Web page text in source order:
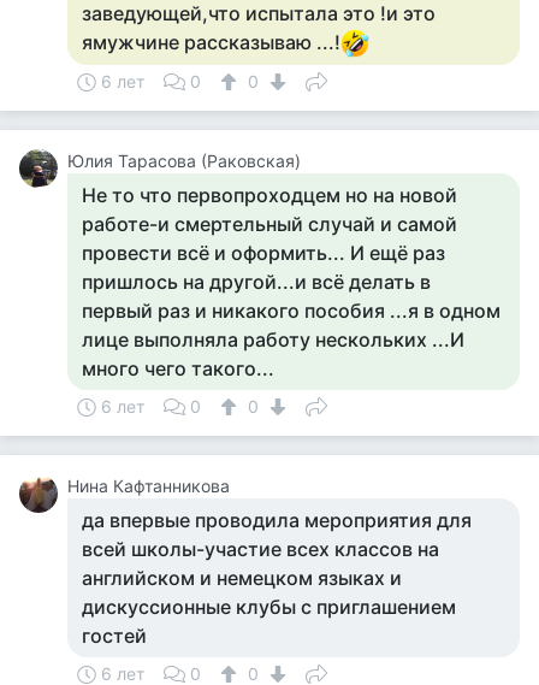
заведующей,что испытала это !и это
ямужчине рассказываю ...!
6 лет 0 0
Юлия Тарасова (Раковская)
Не то что первопроходцем но на новой
работе-и смертельный случай и самой
провести всё и оформить... И ещё раз
пришлось на другой...и всё делать в
первый раз и никакого пособия ...я в одном
лице выполняла работу нескольких ...И
много чего такого...
6 лет 0 0
Нина Кафтанникова
да впервые проводила мероприятия для
всей школы-участие всех классов на
английском и немецком языках и
дискуссионные клубы с приглашением
гостей
6 лет 0 0